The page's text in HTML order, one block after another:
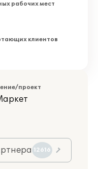
рабочих мест
клиентов
проект
12616